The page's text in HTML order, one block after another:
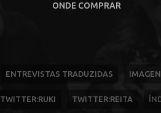
ONDE COMPRAR
ENTREVISTAS TRADUZIDAS
TWITTER:RUKI TWITTER:REITA